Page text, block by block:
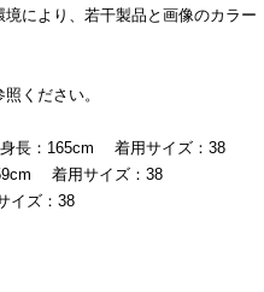
により、若干製品と画像のカラー
ください。
身長：165cm 着用サイズ：38
着用サイズ：38
イズ：38